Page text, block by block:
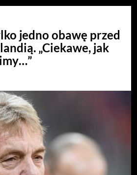
jedno obawę przed
„Ciekawe, jak